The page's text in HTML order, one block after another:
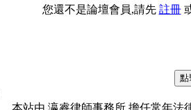
您還不是論壇會員,請先 註冊
本站由 瀛睿律師事務所 擔任常年法